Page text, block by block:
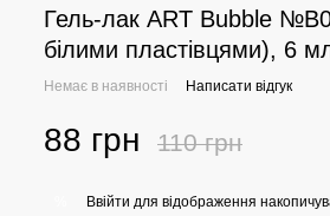
Гель-лак ART Bubble
білими пластівцями), 6
Немає в наявності Написати відгук
88 грн 110 грн
Ввійти для відображення